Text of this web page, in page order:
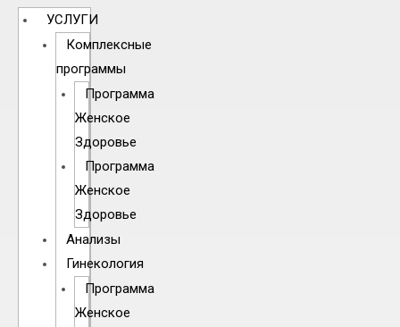
УСЛУГИ
Комплексные
программы
Программа
Женское
Здоровье
Программа
Женское
Здоровье
Анализы
Гинекология
Программа
Женское